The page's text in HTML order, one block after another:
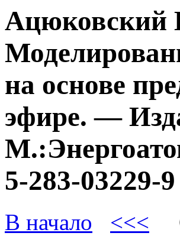
Ацюковский
на основе
эфире. —
5-283-03229-9
В начало <<<